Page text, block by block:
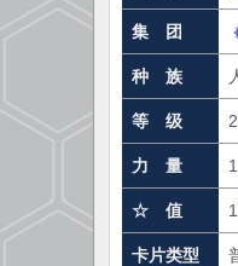
集 团
种 族
等 级 2
力 量
☆ 值 1
卡片类型